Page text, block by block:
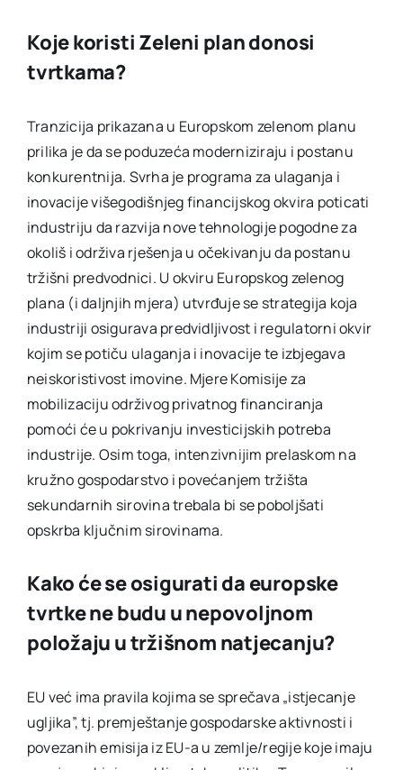
Koje koristi Zeleni plan donosi
tvrtkama?
Tranzicija prikazana u Europskom zelenom planu
prilika je da se poduzeća moderniziraju i postanu
konkurentnija. Svrha je programa za ulaganja i
inovacije višegodišnjeg financijskog okvira poticati
industriju da razvija nove tehnologije pogodne za
okoliš i održiva rješenja u očekivanju da postanu
tržišni predvodnici. U okviru Europskog zelenog
plana (i daljnjih mjera) utvrđuje se strategija koja
industriji osigurava predvidljivost i regulatorni okvir
kojim se potiču ulaganja i inovacije te izbjegava
neiskoristivost imovine. Mjere Komisije za
mobilizaciju održivog privatnog financiranja
pomoći će u pokrivanju investicijskih potreba
industrije. Osim toga, intenzivnijim prelaskom na
kružno gospodarstvo i povećanjem tržišta
sekundarnih sirovina trebala bi se poboljšati
opskrba ključnim sirovinama.
Kako će se osigurati da europske
tvrtke ne budu u nepovoljnom
položaju u tržišnom natjecanju?
EU već ima pravila kojima se sprečava „istjecanje
ugljika”, tj. premještanje gospodarske aktivnosti i
povezanih emisija iz EU-a u zemlje/regije koje imaju